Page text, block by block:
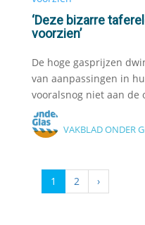
‘Deze bizarre
voorzien’
De hoge gasprijzen
van aanpassingen in
vooralsnog niet aan de
VAKBLAD ONDER
1 2 ›